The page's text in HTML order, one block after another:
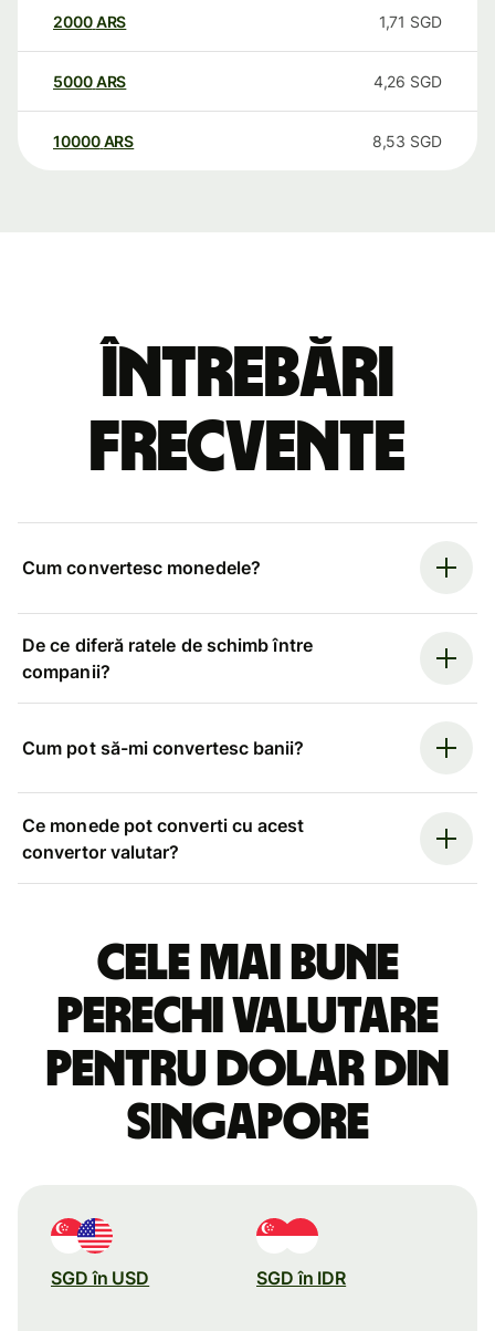
2000ARS 1,71 SGD
5000ARS 4,26 SGD
10000 ARS 8,53 SGD
Întrebări
frecvente
Cum convertesc monedele?
De ce diferă ratele de schimb între
companii?
Cum pot să-mi convertesc banii?
Ce monede pot converti cu acest
convertor valutar?
Cele mai bune
perechi valutare
pentru dolar din
Singapore
SGD în USD SGD în IDR